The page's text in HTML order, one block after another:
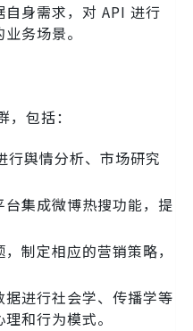
自身需求，对 API 进行
务场景。
包括：
行舆情分析、市场研究
台集成微博热搜功能，提
制定相应的营销策略，
据进行社会学、传播学等
和行为模式。